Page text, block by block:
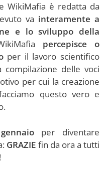
WikiMafia è redatta da
va interamente a
e lo sviluppo della
percepisce o
per il lavoro scientifico
delle voci
per cui la creazione
questo vero e
per diventare
GRAZIE fin da ora a tutti